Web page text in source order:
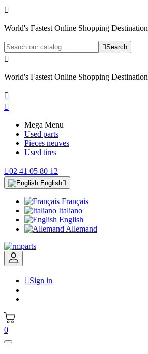

World's Fastest Online Shopping Destination
Search

World's Fastest Online Shopping Destination


Mega Menu
Used parts
Pieces neuves
Used tires
02 41 05 80 12
English
Français
Italiano
English
Allemand
Sign in
0